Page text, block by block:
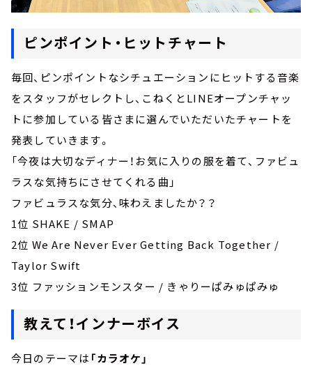
ピンポイント・ヒットチャート
毎回、ピンポイントなシチュエーションにヒットする音楽
をスタッフがセレクトし、こねくとLINEオープンチャッ
トに参加している皆さまに選んでいただいたチャートを
発表していきます。
「今夜は大切なディナー！お気に入りの服を着て、ファビュ
ラスな気持ちにさせてくれる曲」
ファビュラスな気分、味わえましたか？？
1位 SHAKE / SMAP
2位 We Are Never Ever Getting Back Together /
Taylor Swift
3位 ファッションモンスター / きゃりーぱみゅぱみゅ
教えて！インナーボイス
今日のテーマは 「カラオケ」